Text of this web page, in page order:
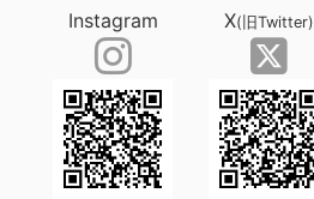
Instagram X(旧Twitter)